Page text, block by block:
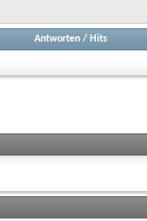
Antworten/ Hits